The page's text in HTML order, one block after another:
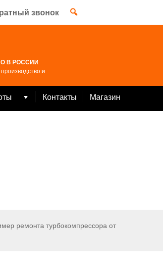
звонок
В РОССИИ
и
Open
Контакты Магазин
ремонта турбокомпрессора от